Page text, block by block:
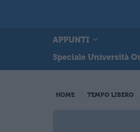
APPUNTI
Speciale Università
HOME TEMPO LIBERO